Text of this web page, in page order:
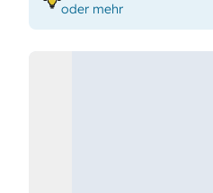
oder mehr